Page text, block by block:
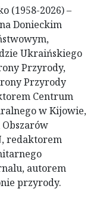
(1958-2026) –
Donieckim
Ukraińskiego
Przyrody,
Przyrody
Centrum
w Kijowie,
redaktorem
autorem
przyrody.